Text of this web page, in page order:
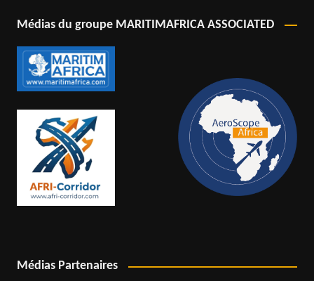
Médias du groupe MARITIMAFRICA ASSOCIATED
Médias Partenaires